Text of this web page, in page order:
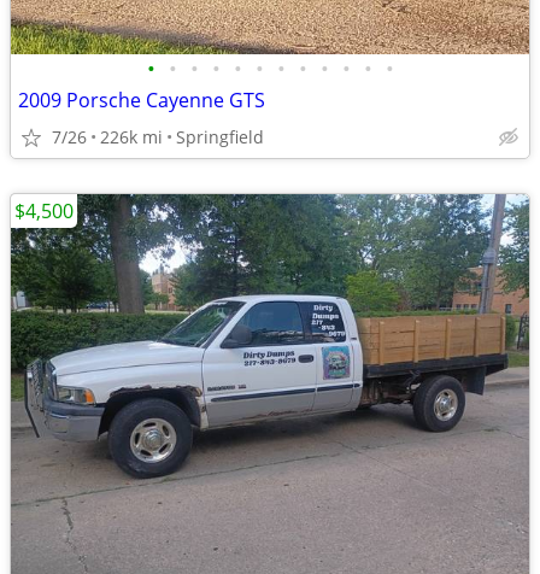
• • • • • • • • • • • •
2009 Porsche Cayenne GTS
7/26 226k mi Springfield
$4,500